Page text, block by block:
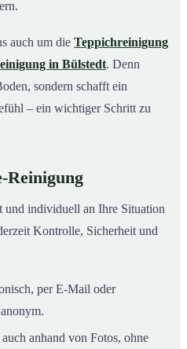
auch um die Teppichreinigung
in Bülstedt. Denn
sondern schafft ein
– ein wichtiger Schritt zu
Reinigung
individuell an Ihre Situation
Kontrolle, Sicherheit und
per E-Mail oder
auch anhand von Fotos, ohne